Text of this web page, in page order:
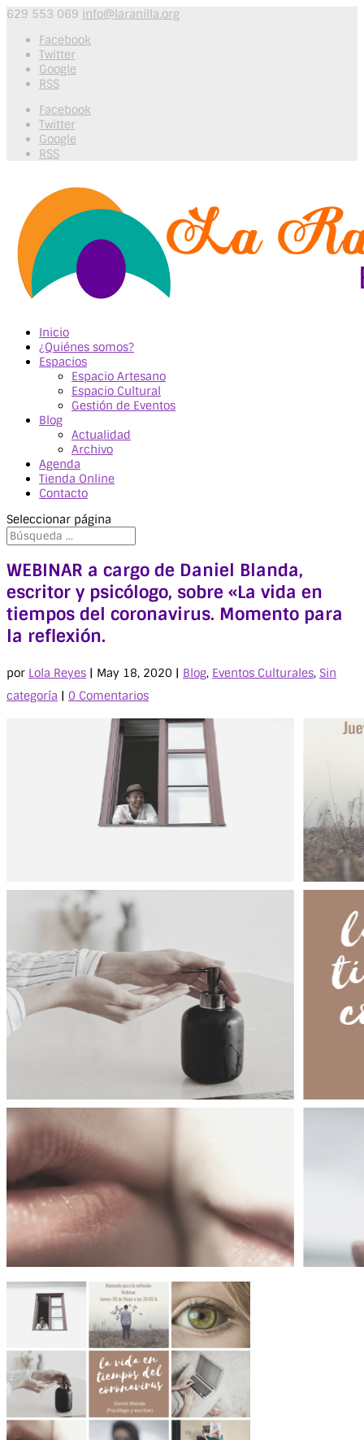
629 553 069 info@laranilla.org
Facebook
Twitter
Google
RSS
Facebook
Twitter
Google
RSS
Inicio
¿Quiénes somos?
Espacios
Espacio Artesano
Espacio Cultural
Gestión de Eventos
Blog
Actualidad
Archivo
Agenda
Tienda Online
Contacto
Seleccionar página
WEBINAR a cargo de Daniel Blanda,
escritor y psicólogo, sobre «La vida en
tiempos del coronavirus. Momento para
la reflexión.
por Lola Reyes | May 18, 2020 | Blog, Eventos Culturales, Sin
categoría | 0 Comentarios